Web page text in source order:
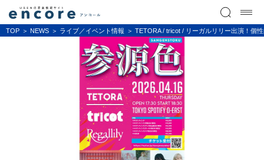
TOP NEWS ライブ／イベント情報 TETORA / tricot / リーガルリリー出演！個